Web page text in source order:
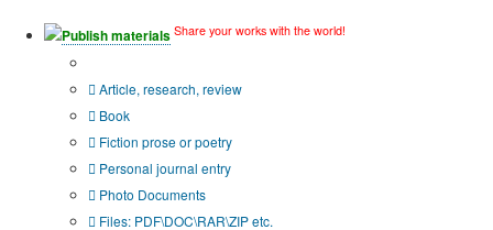
Publish materials Share your works with the world!
Article, research, review
Book
Fiction prose or poetry
Personal journal entry
Photo Documents
Files: PDF\DOC\RAR\ZIP etc.